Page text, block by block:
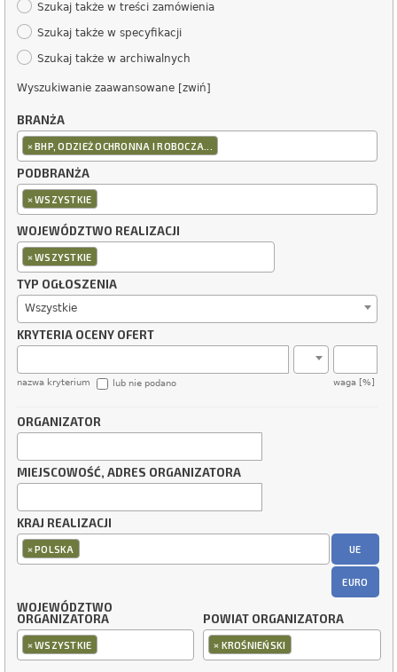
Szukaj także w treści zamówienia
Szukaj także w specyfikacji
Szukaj także w archiwalnych
Wyszukiwanie zaawansowane [zwiń]
BRANŻA
×BHP, ODZIEŻ OCHRONNA I ROBOCZA...
PODBRANŻA
×WSZYSTKIE
WOJEWÓDZTWO REALIZACJI
×WSZYSTKIE
TYP OGŁOSZENIA
Wszystkie
KRYTERIA OCENY OFERT
nazwa kryterium waga [%]
lub nie podano
ORGANIZATOR
MIEJSCOWOŚĆ, ADRES ORGANIZATORA
KRAJ REALIZACJI
×POLSKA UE
EURO
WOJEWÓDZTWO
ORGANIZATORA
×WSZYSTKIE
POWIAT ORGANIZATORA
× KROŚNIEŃSKI